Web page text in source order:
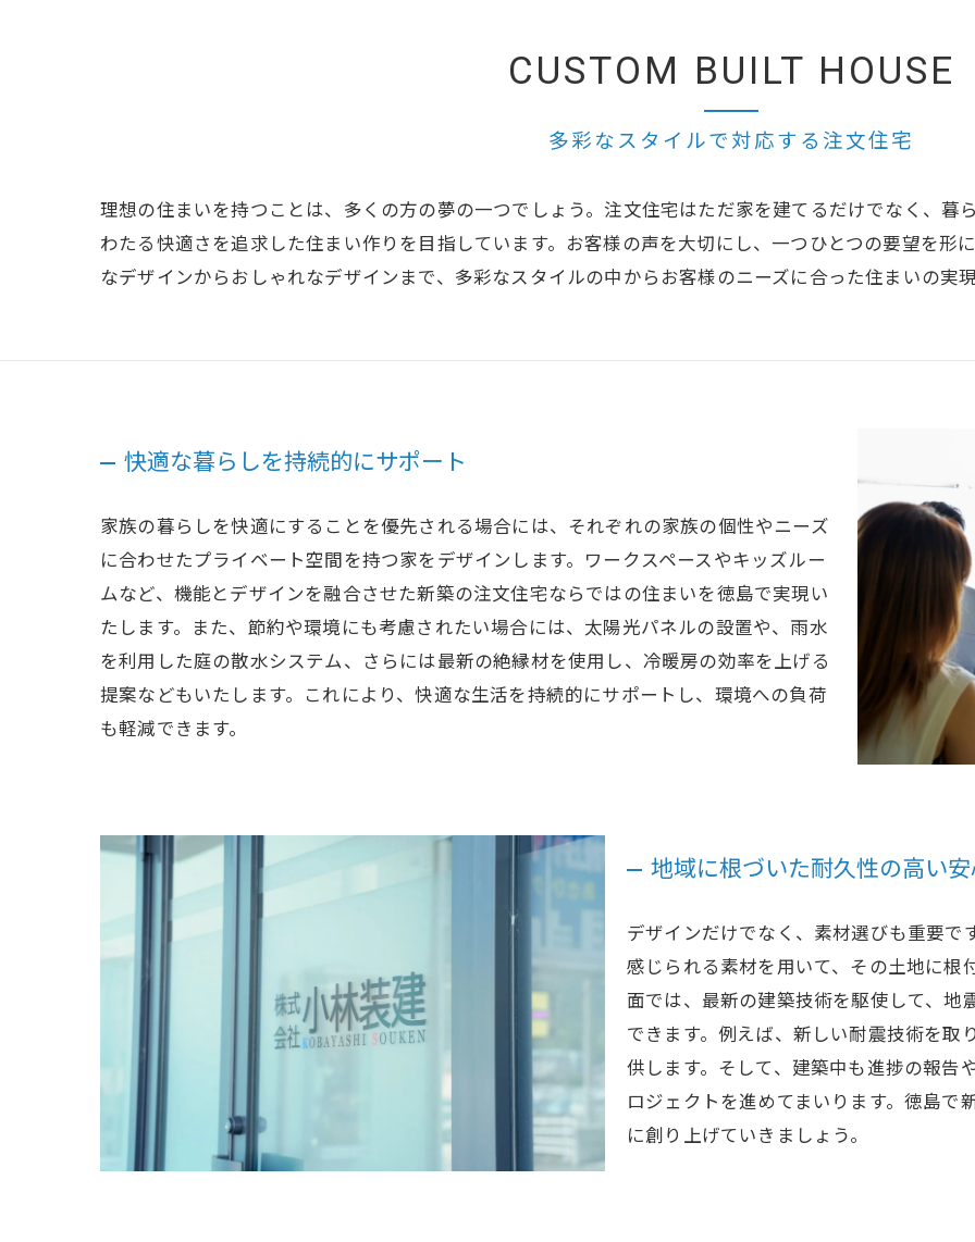
多彩なスタイルで対応する注文住宅
CUSTOM BUILT HOUSE
理想の住まいを持つことは、多くの方の夢の一つでしょう。注文住宅はただ家を建てるだけでなく、暮
わたる快適さを追求した住まい作りを目指しています。お客様の声を大切にし、一つひとつの要望を形
なデザインからおしゃれなデザインまで、多彩なスタイルの中からお客様のニーズに合った住まいの実
快適な暮らしを持続的にサポート
家族の暮らしを快適にすることを優先される場合には、それぞれの家族の個性やニーズ
に合わせたプライベート空間を持つ家をデザインします。ワークスペースやキッズルー
ムなど、機能とデザインを融合させた新築の注文住宅ならではの住まいを徳島で実現い
たします。また、節約や環境にも考慮されたい場合には、太陽光パネルの設置や、雨水
を利用した庭の散水システム、さらには最新の絶縁材を使用し、冷暖房の効率を上げる
提案などもいたします。これにより、快適な生活を持続的にサポートし、環境への負荷
も軽減できます。
地域に根づいた耐久性の高い
デザインだけでなく、素材選びも重要で
感じられる素材を用いて、その土地に根
面では、最新の建築技術を駆使して、地
できます。例えば、新しい耐震技術を取
供します。そして、建築中も進捗の報告
ロジェクトを進めてまいります。徳島で
に創り上げていきましょう。